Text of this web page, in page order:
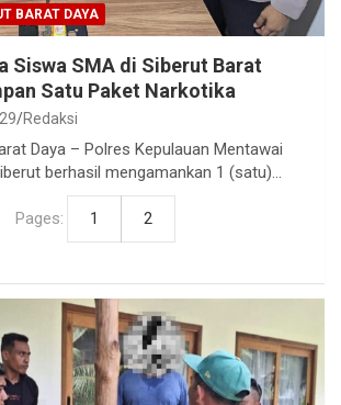
BARAT DAYA
Siswa SMA di Siberut Barat
Satu Paket Narkotika
Redaksi
Daya – Polres Kepulauan Mentawai
berhasil mengamankan 1 (satu)…
Pages: 1 2